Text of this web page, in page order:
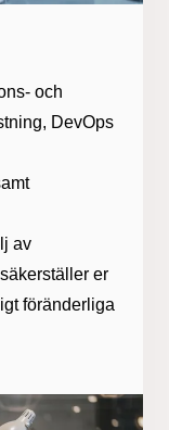
och
DevOps
av
er
föränderliga